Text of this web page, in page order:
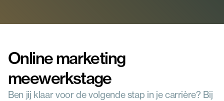
Online marketing
meewerkstage
Ben jij klaar voor de volgende stap in je carrière? Bij